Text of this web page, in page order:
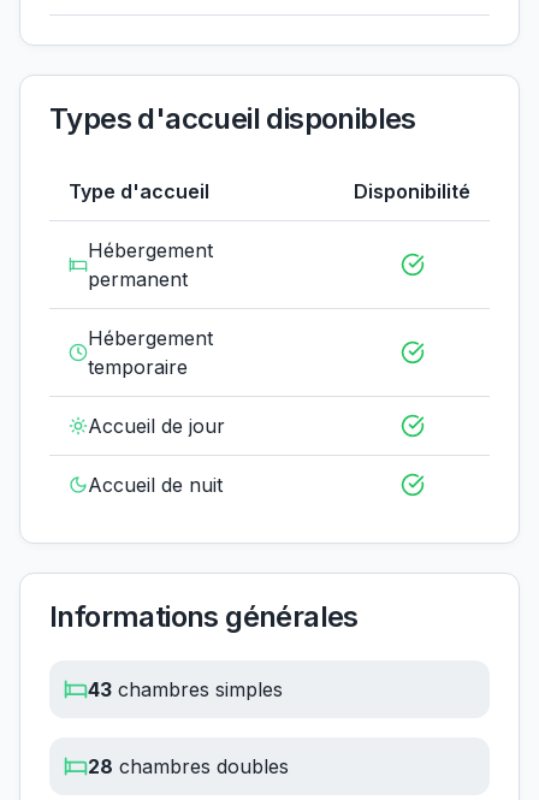
Types d'accueil disponibles
Type d'accueil Disponibilité
Hébergement
permanent
Hébergement
temporaire
Accueil de jour
Accueil de nuit
Informations générales
43 chambres simples
28 chambres doubles